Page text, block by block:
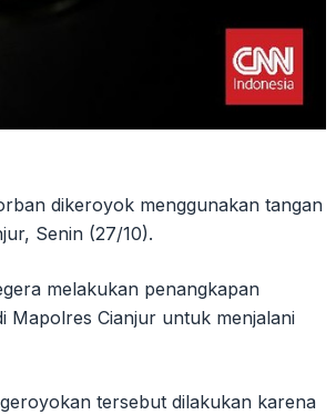
dikeroyok menggunakan tangan
Senin (27/10).
melakukan penangkapan
Mapolres Cianjur untuk menjalani
tersebut dilakukan karena